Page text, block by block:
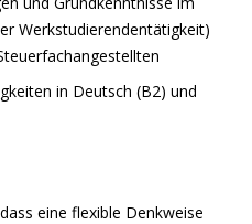
Werkstudierendentätigkeit)
in Deutsch (B2) und
eine flexible Denkweise